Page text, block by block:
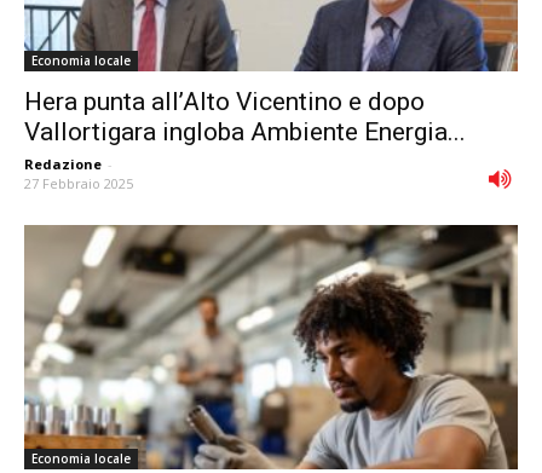
Economia locale
Hera punta all’Alto Vicentino e dopo
Vallortigara ingloba Ambiente Energia...
Redazione -
27 Febbraio 2025
Economia locale